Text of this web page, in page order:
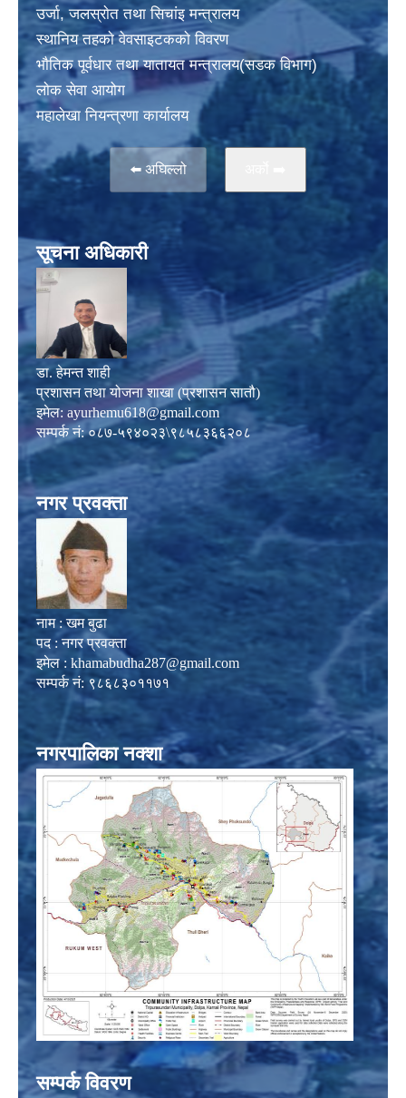
उर्जा, जलस्राेत तथा सिचांइ मन्त्रालय
स्थानिय तहकाे वेवसाइटककाे विवरण
भाैतिक पूर्वधार तथा यातायत मन्त्रालय(सडक विभाग)
लाेक सेवा आयोग
महालेखा नियन्त्रणा कार्यालय
⬅️ अघिल्लो
सूचना अधिकारी
डा. हेमन्त शाही
प्रशासन तथा योजना शाखा (प्रशासन सातौ)
इमेल: ayurhemu618@gmail.com
सम्पर्क नं: ०८७-५९४०२३\९८५८३६६२०८
नगर प्रवक्ता
नाम : खम बुढा
पद : नगर प्रवक्ता
इमेल : khamabudha287@gmail.com
सम्पर्क नं: ९८६८३०११७१
नगरपालिका नक्शा
सम्पर्क विवरण